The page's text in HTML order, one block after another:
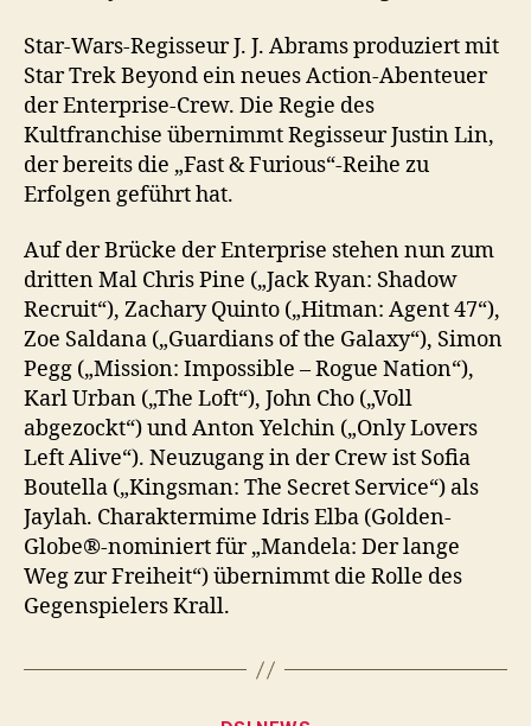
Star-Wars-Regisseur J. J. Abrams produziert mit
Star Trek Beyond ein neues Action-Abenteuer
der Enterprise-Crew. Die Regie des
Kultfranchise übernimmt Regisseur Justin Lin,
der bereits die „Fast & Furious“-Reihe zu
Erfolgen geführt hat.
Auf der Brücke der Enterprise stehen nun zum
dritten Mal Chris Pine („Jack Ryan: Shadow
Recruit“), Zachary Quinto („Hitman: Agent 47“),
Zoe Saldana („Guardians of the Galaxy“), Simon
Pegg („Mission: Impossible – Rogue Nation“),
Karl Urban („The Loft“), John Cho („Voll
abgezockt“) und Anton Yelchin („Only Lovers
Left Alive“). Neuzugang in der Crew ist Sofia
Boutella („Kingsman: The Secret Service“) als
Jaylah. Charaktermime Idris Elba (Golden-
Globe®-nominiert für „Mandela: Der lange
Weg zur Freiheit“) übernimmt die Rolle des
Gegenspielers Krall.